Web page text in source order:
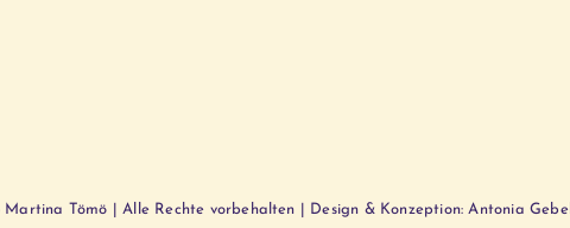
Tömö | Alle Rechte vorbehalten | Design & Konzeption: Antonia Gebell